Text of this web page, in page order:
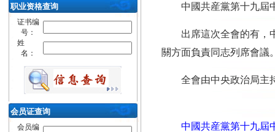
·勞工處舉辦職業健康公開講...
职业资格查询
证书编
号：
姓
名：
会员证查询
会员编
中國共産黨第十九屆
出席這次全會的有，
關方面負責同志列席會議
全會由中央政治局主
中國共産黨第十九屆